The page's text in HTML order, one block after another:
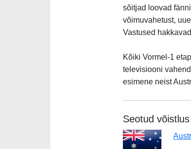
sõitjad loovad
võimuvahetust,
Vastused
Kõiki Vormel-1
televisiooni
esimene neist
Seotud võistlus